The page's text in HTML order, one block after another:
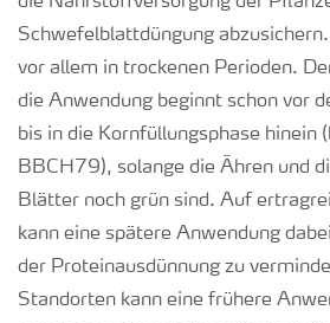
Schwefelblattdüngung
vor allem in trockenen Perioden.
die Anwendung beginnt schon vor
bis in die Kornfüllungsphase hinein
BBCH79), solange die Ähren und
Blätter noch grün sind. Auf
kann eine spätere Anwendung
der Proteinausdünnung zu
Standorten kann eine frühere